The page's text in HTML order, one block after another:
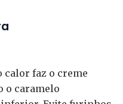
calor faz o creme
o caramelo